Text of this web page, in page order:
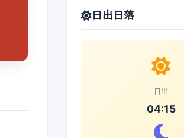
日出日落
日出
04:15